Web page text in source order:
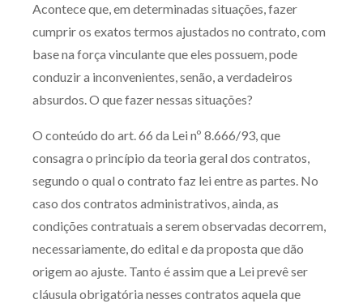
Mentoria Zênite
Capacitação
Eventos presenciais
Zênite in Company
Diferenciais
Receba por RSS
Acontece que, em determinadas situações, fazer
cumprir os exatos termos ajustados no contrato, com
base na força vinculante que eles possuem, pode
conduzir a inconvenientes, senão, a verdadeiros
absurdos. O que fazer nessas situações?
O conteúdo do art. 66 da Lei nº 8.666/93, que
consagra o princípio da teoria geral dos contratos,
segundo o qual o contrato faz lei entre as partes. No
caso dos contratos administrativos, ainda, as
condições contratuais a serem observadas decorrem,
necessariamente, do edital e da proposta que dão
origem ao ajuste. Tanto é assim que a Lei prevê ser
cláusula obrigatória nesses contratos aquela que